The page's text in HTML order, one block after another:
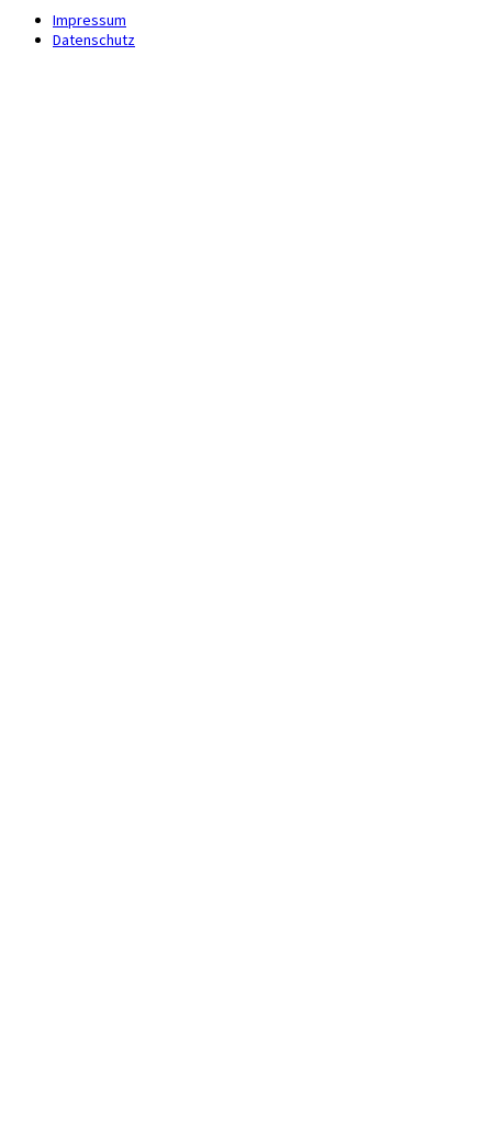
Impressum
Datenschutz